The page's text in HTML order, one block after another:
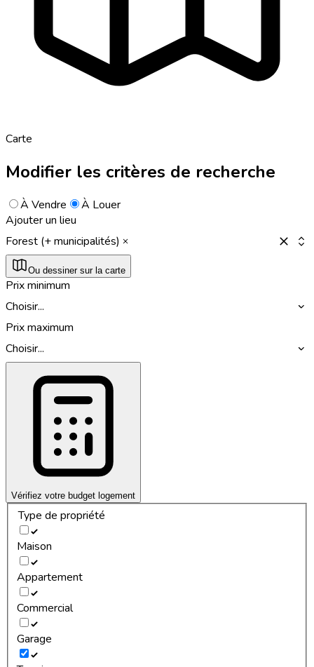
Carte
Modifier les critères de recherche
À Vendre
À Louer
Ajouter un lieu
Forest (+ municipalités)
Ou dessiner sur la carte
Prix minimum
Choisir...
Prix maximum
Choisir...
Vérifiez votre budget logement
Type de propriété
Maison
Appartement
Commercial
Garage